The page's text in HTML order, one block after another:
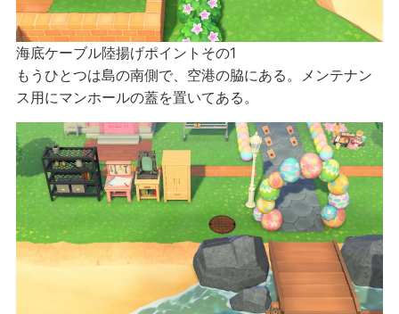
海底ケーブル陸揚げポイントその1
もうひとつは島の南側で、空港の脇にある。メンテナン
ス用にマンホールの蓋を置いてある。